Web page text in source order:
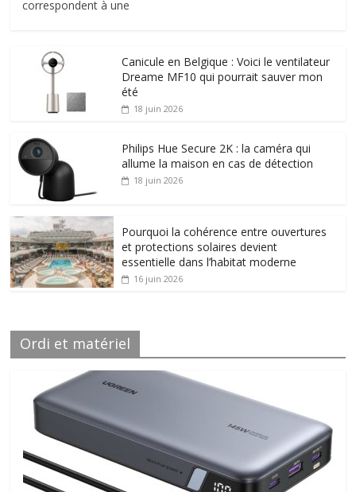
correspondent à une
Canicule en Belgique : Voici le ventilateur
Dreame MF10 qui pourrait sauver mon
été
18 juin 2026
Philips Hue Secure 2K : la caméra qui
allume la maison en cas de détection
18 juin 2026
Pourquoi la cohérence entre ouvertures
et protections solaires devient
essentielle dans l’habitat moderne
16 juin 2026
Ordi et matériel